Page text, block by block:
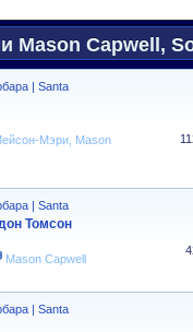
Mason Capwell,
| Santa
Мэри Mason
| Santa
Томсон
Mason Capwell
| Santa